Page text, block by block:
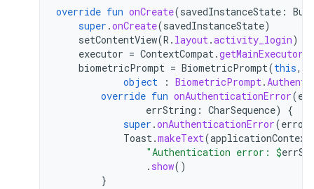
override fun onCreate(savedInstanceState :
super .onCreate(savedInstanceState)
setContentView(R . layout.activity_login)
executor = ContextCompat.getMainExecutor
biometricPrompt = BiometricPrompt(this,
object
: BiometricPrompt.
override fun onAuthenticationError(
errString : CharSequence)
{
super .onAuthenticationError(
Toast.makeText(applicationContext
"Authentication error: $
. show()
}